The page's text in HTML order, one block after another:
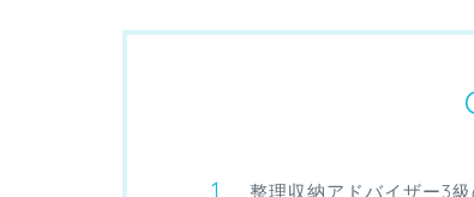
整理収納アドバイザー3級